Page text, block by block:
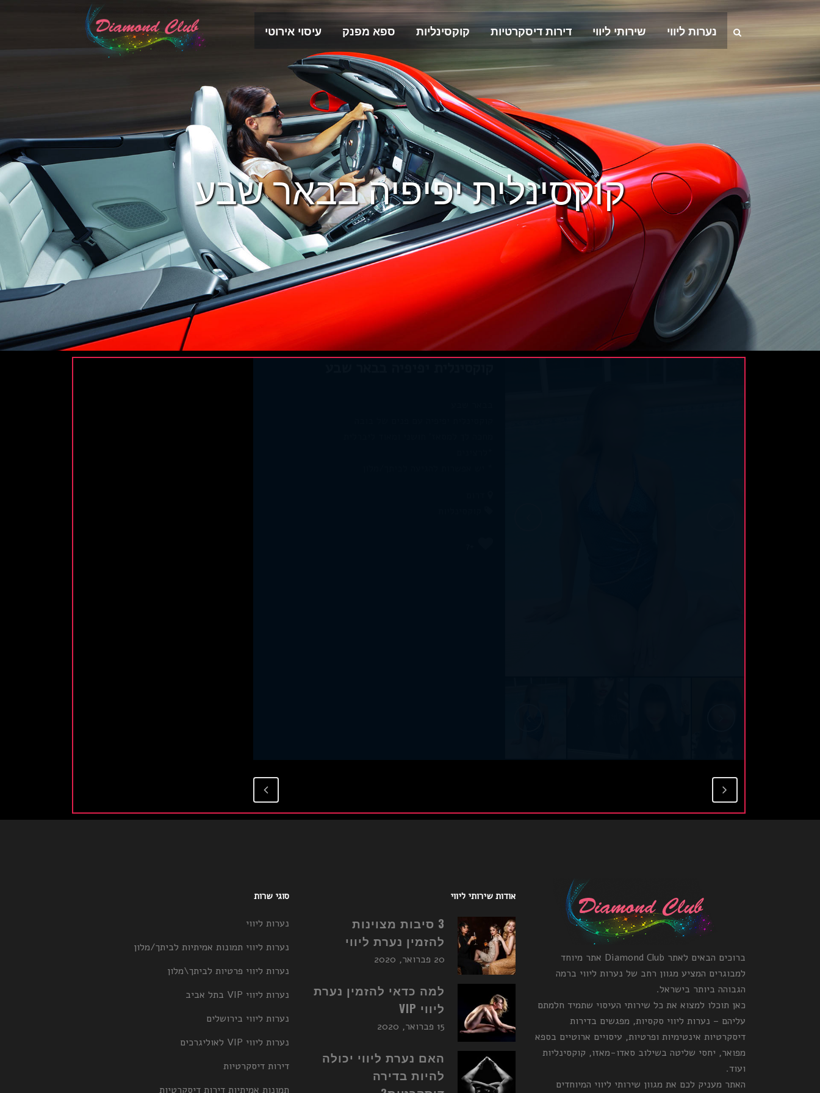
נערות ליווי שירותי ליווי דירות דיסקרטיות קוקסינליות ספא מפנק עיסוי אירוטי
קוקסינלית יפיפיה בבאר שבע
ברוכים הבאים לאתר Diamond Club אתר מיוחד
למבוגרים המציע מגוון רחב של נערות ליווי ברמה
הגבוהה ביותר בישראל.
כאן תוכלו למצוא את כל שירותי העיסוי שתמיד חלמתם
עליהם – נערות ליווי סקסיות, מפגשים בדירות
דיסקרטיות אינטימיות ופרטיות, עיסויים ארוטיים בספא
מפואר, יחסי שליטה בשילוב סאדו-מאזו, קוקסינליות
ועוד.
האתר מעניק לכם את מגוון שירותי ליווי המיוחדים
אודות שירותי ליווי
3 סיבות מצוינות
להזמין נערת ליווי
20 פברואר, 2020
למה כדאי להזמין נערת
ליווי VIP
15 פברואר, 2020
האם נערת ליווי יכולה
להיות בדירה
סוגי שרות
נערות ליווי
נערות ליווי תמונות אמיתיות לביתך/מלון
נערות ליווי פרטיות לביתך\מלון
נערות ליווי VIP בתל אביב
נערות ליווי בירושלים
נערות ליווי VIP לאוליגרכים
דירות דיסקרטיות
תמונות אמיתיות דירות דיסקרטיות